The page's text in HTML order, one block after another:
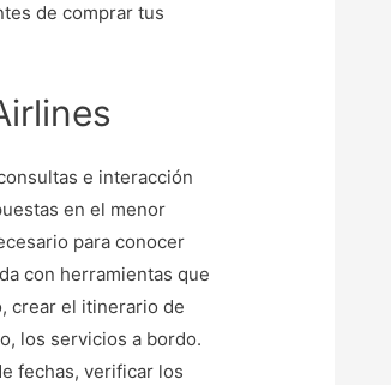
de comprar tus
e interacción
en el menor
para conocer
con herramientas que
crear el itinerario de
los servicios a bordo.
fechas, verificar los